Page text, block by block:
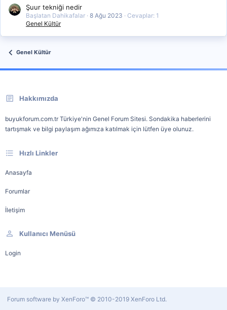
Şuur tekniği nedir
Başlatan Dahikafalar 8 Ağu 2023
Cevaplar: 1
Genel Kültür
Genel Kültür
Hakkımızda
buyukforum.com.tr Türkiye'nin Genel Forum Sitesi. Sondakika haberlerini
tartışmak ve bilgi paylaşım ağımıza katılmak için lütfen üye olunuz.
Hızlı Linkler
Anasayfa
Forumlar
İletişim
Kullanıcı Menüsü
Login
Forum software by XenForo™ © 2010-2019 XenForo Ltd.